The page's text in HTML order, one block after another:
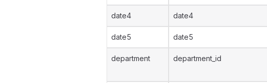
date4 date4
date5 date5
department department_id